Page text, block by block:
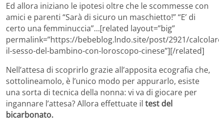
Ed allora iniziano le ipotesi oltre che le scommesse con
amici e parenti “Sarà di sicuro un maschietto!” “E’ di
certo una femminuccia”…[related layout=”big”
permalink=”https://bebeblog.lndo.site/post/2921/
il-sesso-del-bambino-con-loroscopo-cinese”][/related]
Nell’attesa di scoprirlo grazie all’apposita ecografia che,
sottolineamolo, è l’unico modo per appurarlo, esiste
una sorta di tecnica della nonna: vi va di giocare per
ingannare l’attesa? Allora effettuate il test del
bicarbonato.